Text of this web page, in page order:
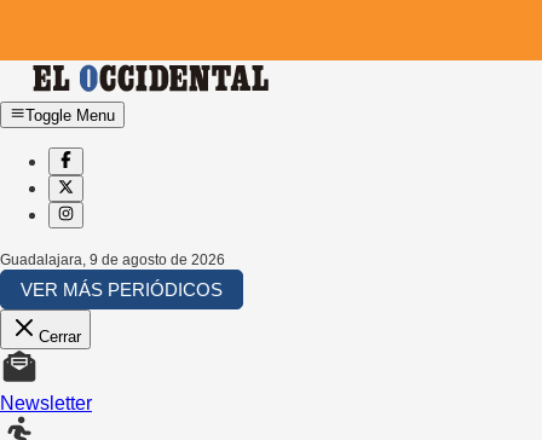
Toggle Menu
Guadalajara, 9 de agosto de 2026
VER MÁS PERIÓDICOS
Cerrar
Newsletter